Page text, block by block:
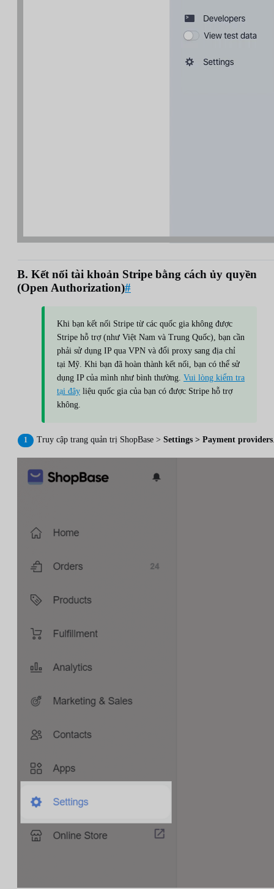
B. Kết nối tài khoản Stripe bằng cách ủy quyền
(Open Authorization)#
Khi bạn kết nối Stripe từ các quốc gia không được
Stripe hỗ trợ (như Việt Nam và Trung Quốc), bạn cần
phải sử dụng IP qua VPN và đổi proxy sang địa chỉ
tại Mỹ. Khi bạn đã hoàn thành kết nối, bạn có thể sử
dụng IP của mình như bình thường. Vui lòng kiểm tra
tại đây liệu quốc gia của bạn có được Stripe hỗ trợ
không.
Truy cập trang quản trị ShopBase > Settings > Payment providers